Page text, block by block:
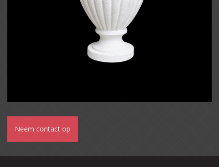
Neem contact op